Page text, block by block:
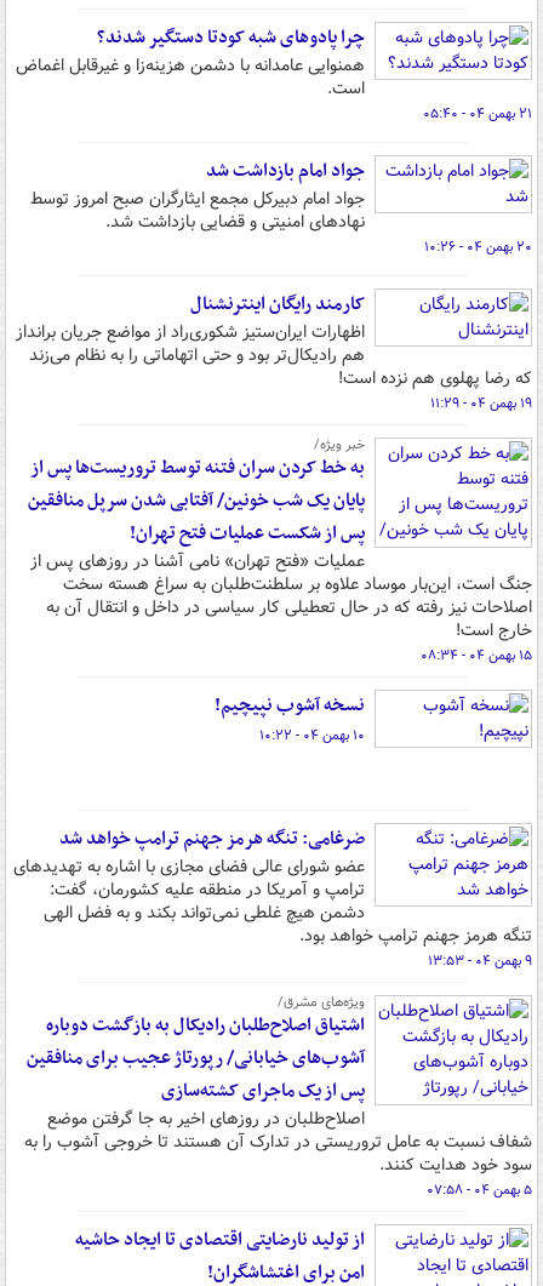
چرا پادوهای شبه کودتا دستگیر شدند؟
همنوایی عامدانه با دشمن هزینه‌زا و غیرقابل اغماض
است.
۲۱ بهمن ۰۴ - ۰۵:۴۰
جواد امام بازداشت شد
جواد امام دبیرکل مجمع ایثارگران صبح امروز توسط
نهادهای امنیتی و قضایی بازداشت شد.
۲۰ بهمن ۰۴ - ۱۰:۲۶
کارمند رایگان اینترنشنال
اظهارات ایران‌ستیز شکوری‌راد از مواضع جریان برانداز
هم رادیکال‌تر بود و حتی اتهاماتی را به نظام می‌زند
که رضا پهلوی هم نزده است!
۱۹ بهمن ۰۴ - ۱۱:۲۹
خبر ویژه/
به خط کردن سران فتنه توسط تروریست‌ها پس از
پایان یک شب خونین/ آفتابی شدن سرپل منافقین
پس از شکست عملیات فتح تهران!
عملیات «فتح تهران» نامی آشنا در روزهای پس از
جنگ است، این‌بار موساد علاوه بر سلطنت‌طلبان به سراغ هسته سخت
اصلاحات نیز رفته که در حال تعطیلی کار سیاسی در داخل و انتقال آن به
خارج است!
۱۵ بهمن ۰۴ - ۰۸:۳۴
نسخه آشوب نپیچیم!
۱۰ بهمن ۰۴ - ۱۰:۲۲
ضرغامی: تنگه هرمز جهنم ترامپ خواهد شد
عضو شورای عالی فضای مجازی با اشاره به تهدیدهای
ترامپ و آمریکا در منطقه علیه کشورمان، گفت:
دشمن هیچ غلطی نمی‌تواند بکند و به فضل الهی
تنگه هرمز جهنم ترامپ خواهد بود.
۹ بهمن ۰۴ - ۱۳:۵۳
ویژه‌های مشرق/
اشتیاق اصلاح‌طلبان رادیکال به بازگشت دوباره
آشوب‌های خیابانی/ رپورتاژ عجیب برای منافقین
پس از یک ماجرای کشته‌سازی
اصلاح‌طلبان در روزهای اخیر به جا گرفتن موضع
شفاف نسبت به عامل تروریستی در تدارک آن هستند تا خروجی آشوب را به
سود خود هدایت کنند.
۵ بهمن ۰۴ - ۰۷:۵۸
از تولید نارضایتی اقتصادی تا ایجاد حاشیه
امن برای اغتشاشگران!